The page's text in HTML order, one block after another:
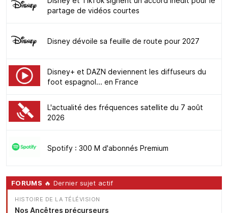
partage de vidéos courtes
Disney dévoile sa feuille de route pour 2027
Disney+ et DAZN deviennent les diffuseurs du
foot espagnol... en France
L'actualité des fréquences satellite du 7 août
2026
Spotify : 300 M d'abonnés Premium
FORUMS 🔥 Dernier sujet actif
HISTOIRE DE LA TÉLÉVISION
Nos Ancêtres précurseurs